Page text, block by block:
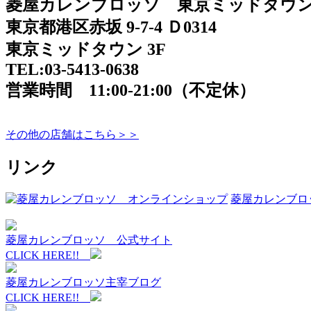
菱屋カレンブロッソ 東京ミッドタウ
東京都港区赤坂 9-7-4 Ｄ0314
東京ミッドタウン 3F
TEL:03-5413-0638
営業時間 11:00-21:00（不定休）
その他の店舗はこちら＞＞
リンク
菱屋カレンブロ
菱屋カレンブロッソ 公式サイト
CLICK HERE!!
菱屋カレンブロッソ主宰ブログ
CLICK HERE!!